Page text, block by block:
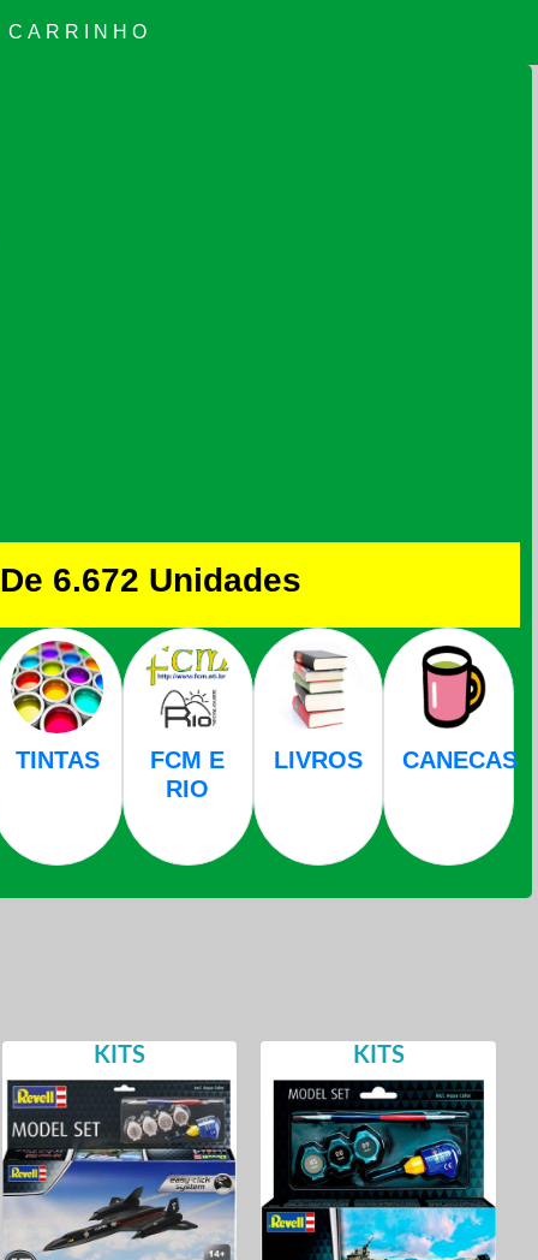
CARRINHO
6.672 Unidades
TINTAS
FCM E
RIO
LIVROS CANECAS
KITS KITS